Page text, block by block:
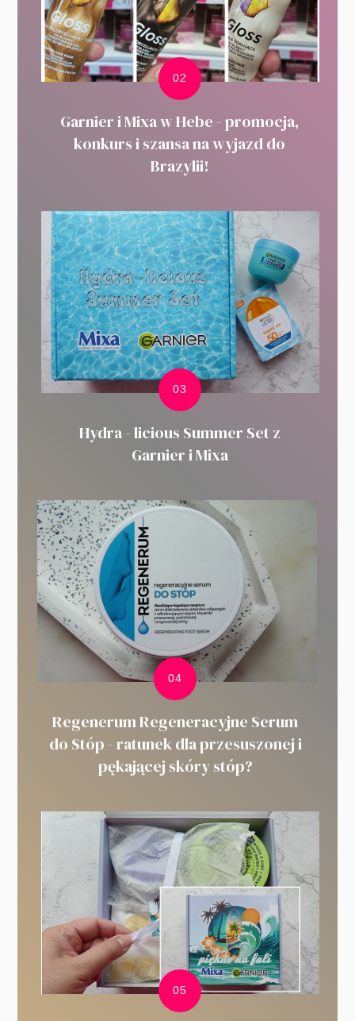
Garnier i Mixa w Hebe - promocja,
konkurs i szansa na wyjazd do
Brazylii!
Hydra - licious Summer Set z
Garnier i Mixa
Regenerum Regeneracyjne Serum
do Stóp - ratunek dla przesuszonej i
pękającej skóry stóp?